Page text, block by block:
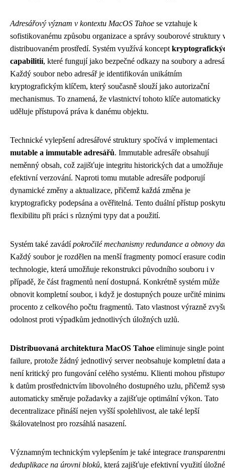
Adresářový význam v kontextu MacOS Tahoe se vztahuje k
sofistikovanému způsobu organizace a správy souborové struktury
distribuovaném prostředí. Systém využívá koncept
capabilitií, které fungují jako bezpečné odkazy na soubory a
Každý soubor nebo adresář je identifikován unikátním
kryptografickým klíčem, který současně slouží jako autorizační
mechanismus. To znamená, že vlastnictví tohoto klíče automaticky
uděluje přístupová práva k danému objektu.
Technické vylepšení adresářové struktury spočívá v implementaci
mutable a immutable adresářů. Immutable adresáře obsahují
neměnný obsah, což zajišťuje integritu historických dat a umožňuje
efektivní verzování. Naproti tomu mutable adresáře podporují
dynamické změny a aktualizace, přičemž každá změna je
kryptograficky podepsána a ověřitelná. Tento duální přístup
flexibilitu při práci s různými typy dat a použití.
Systém také zavádípokročilé mechanismy redundance a obnovy
Každý soubor je rozdělen na menší fragmenty pomocí erasure
technologie, která umožňuje rekonstrukci původního souboru i v
případě, že část fragmentů není dostupná. Konkrétně systém může
obnovit kompletní soubor, i když je dostupných pouze určité
procento z celkového počtu fragmentů. Tato vlastnost výrazně
odolnost proti výpadkům jednotlivých úložných uzlů.
Distribuovaná architektura MacOS Tahoe eliminuje single
failure, protože žádný jednotlivý server neobsahuje kompletní data
není kritický pro fungování celého systému. Klienti mohou
k datům prostřednictvím libovolného dostupného uzlu, přičemž
automaticky směruje požadavky a zajišťuje optimální výkon. Tato
decentralizace přináší nejen vyšší spolehlivost, ale také lepší
škálovatelnost pro rozsáhlá nasazení.
Významným technickým vylepšením je také integrace transparentní
deduplikace na úrovni bloků, která zajišťuje efektivní využití